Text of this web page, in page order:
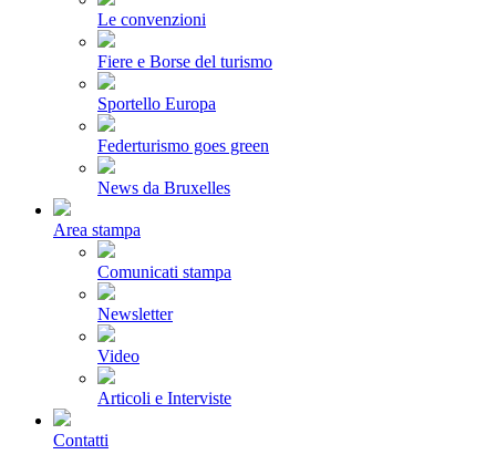
Le convenzioni
Fiere e Borse del turismo
Sportello Europa
Federturismo goes green
News da Bruxelles
Area stampa
Comunicati stampa
Newsletter
Video
Articoli e Interviste
Contatti